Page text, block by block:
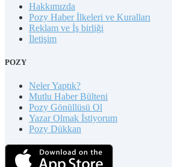
Hakkımızda
Pozy Haber İlkeleri ve Kuralları
Reklam ve İş birliği
İletişim
POZY
Neler Yaptık?
Mutlu Haber Bülteni
Pozy Gönüllüsü Ol
Yazar Olmak İstiyorum
Pozy Dükkan